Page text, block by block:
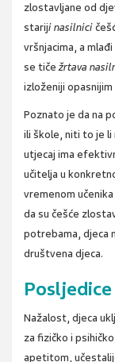
zlostavljane od
stariji nasilnici
vršnjacima, a
se tičežrtava
izloženiji
Poznato je da na
ili škole, niti to je li
utjecaj ima
učitelja u
vremenom
da su češće
potrebama, djeca
društvena djeca.
Nažalost, djeca
za fizičko i
apetitom,